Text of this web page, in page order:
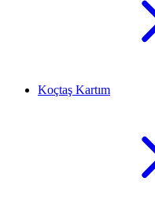
Koçtaş Kartım